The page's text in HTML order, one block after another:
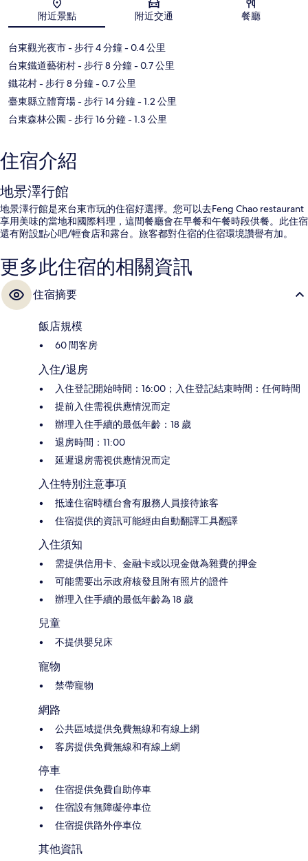
地圖
附近景點 附近交通 餐廳
台東觀光夜市- 步行 4 分鐘- 0.4 公里
台東鐵道藝術村- 步行 8 分鐘- 0.7 公里
鐵花村- 步行 8 分鐘- 0.7 公里
臺東縣立體育場- 步行 14 分鐘- 1.2 公里
台東森林公園 - 步行 16 分鐘- 1.3 公里
住宿介紹
地景澤行館
地景澤行館是來台東市玩的住宿好選擇。您可以去Feng Chao restaurant
享用美味的當地和國際料理，這間餐廳會在早餐和午餐時段供餐。此住宿
還有附設點心吧/輕食店和露台。旅客都對住宿的住宿環境讚譽有加。
更多此住宿的相關資訊
住宿摘要
飯店規模
60 間客房
入住/退房
入住登記開始時間：16:00；入住登記結束時間：任何時間
提前入住需視供應情況而定
辦理入住手續的最低年齡：18 歲
退房時間：11:00
延遲退房需視供應情況而定
入住特別注意事項
抵達住宿時櫃台會有服務人員接待旅客
住宿提供的資訊可能經由自動翻譯工具翻譯
入住須知
需提供信用卡、金融卡或以現金做為雜費的押金
可能需要出示政府核發且附有照片的證件
辦理入住手續的最低年齡為 18 歲
兒童
不提供嬰兒床
寵物
禁帶寵物
網路
公共區域提供免費無線和有線上網
客房提供免費無線和有線上網
停車
住宿提供免費自助停車
住宿設有無障礙停車位
住宿提供路外停車位
其他資訊